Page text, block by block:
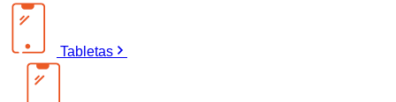
Tabletas